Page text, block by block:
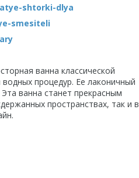
shtorki-dlya
smesiteli
ванна классической
процедур. Ее лаконичный
ванна станет прекрасным
пространствах, так и в